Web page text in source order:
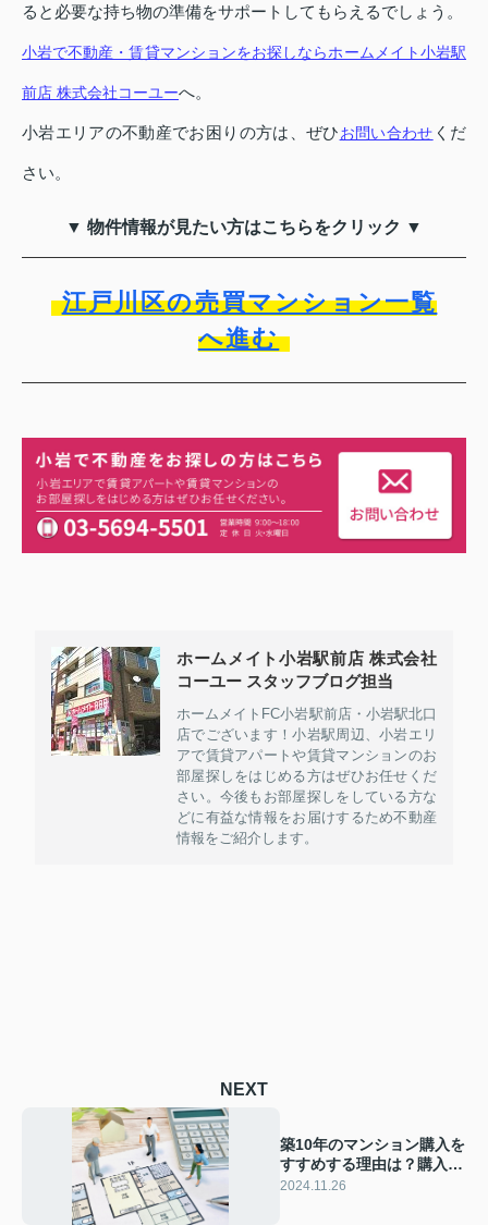
ると必要な持ち物の準備をサポートしてもらえるでしょう。
小岩で不動産・賃貸マンションをお探しならホームメイト小岩駅
前店 株式会社コーユーへ。
小岩エリアの不動産でお困りの方は、ぜひお問い合わせ くだ
さい。
▼ 物件情報が見たい方はこちらをクリック ▼
江戸川区の売買マンション一覧
へ進む
ホームメイト小岩駅前店 株式会社
コーユー スタッフブログ担当
ホームメイトFC小岩駅前店・小岩駅北口
店でございます！小岩駅周辺、小岩エリ
アで賃貸アパートや賃貸マンションのお
部屋探しをはじめる方はぜひお任せくだ
さい。今後もお部屋探しをしている方な
どに有益な情報をお届けするため不動産
情報をご紹介します。
NEXT
築10年のマンション購入を
すすめする理由は？購入時
のチェックもご紹介
2024.11.26